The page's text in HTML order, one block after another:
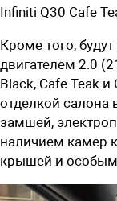
Infiniti Q30 Cafe
Кроме того,
двигателем 2.0
Black, Cafe Teak
отделкой салона
замшей,
наличием камер
крышей и